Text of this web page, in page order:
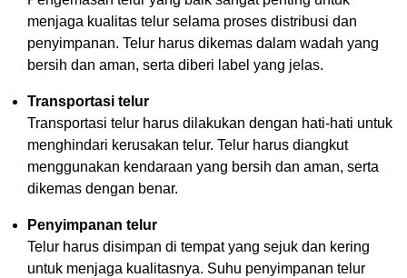
menjaga kualitas telur selama proses distribusi dan
penyimpanan. Telur harus dikemas dalam wadah yang
bersih dan aman, serta diberi label yang jelas.
Transportasi telur
Transportasi telur harus dilakukan dengan hati-hati untuk
menghindari kerusakan telur. Telur harus diangkut
menggunakan kendaraan yang bersih dan aman, serta
dikemas dengan benar.
Penyimpanan telur
Telur harus disimpan di tempat yang sejuk dan kering
untuk menjaga kualitasnya. Suhu penyimpanan telur